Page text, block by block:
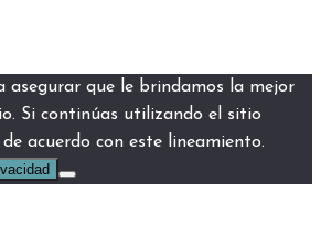
asegurar que le brindamos la mejor
Si continúas utilizando el sitio
acuerdo con este lineamiento.